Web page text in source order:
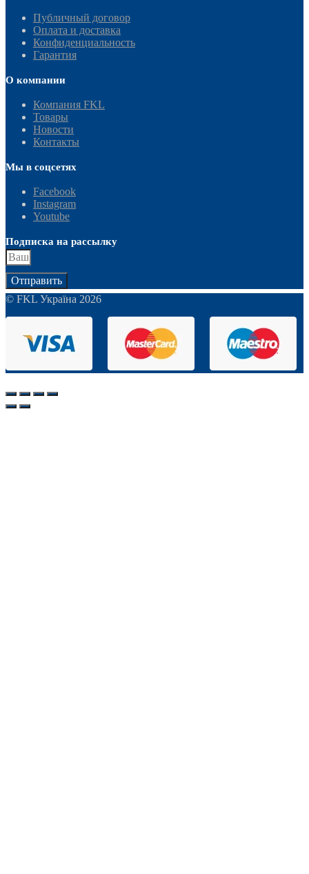
Публичный договор
Оплата и доставка
Конфиденциальность
Гарантия
О компании
Компания FKL
Товары
Новости
Контакты
Мы в соцсетях
Facebook
Instagram
Youtube
Подписка на рассылку
Отправить
© FKL Україна 2026